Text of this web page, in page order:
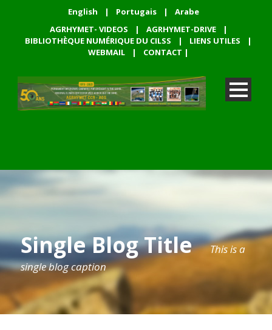
English | Portugais |
Arabe
AGRHYMET- VIDEOS
| AGRHYMET-DRIVE
|
BIBLIOTHÈQUE NUMÉRIQUE DU CILSS
| LIENS UTILES
|
WEBMAIL
| CONTACT |
Single Blog Title
This is a
single blog caption